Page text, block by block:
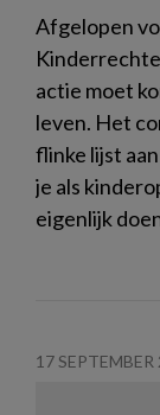
Afgelopen
actie moet
leven. Het
flinke lijst
je als
eigenlijk
17 SEPTEMBER